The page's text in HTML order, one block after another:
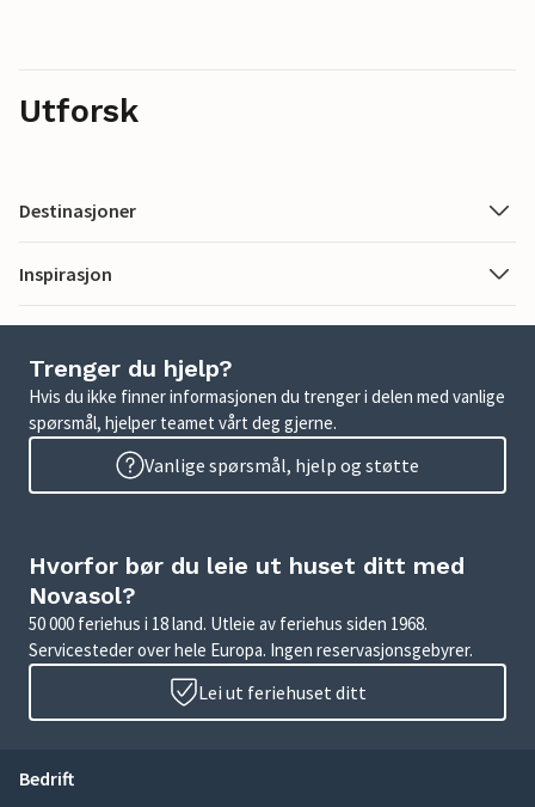
Utforsk
Destinasjoner
Inspirasjon
Trenger du hjelp?
Hvis du ikke finner informasjonen du trenger i delen med vanlige
spørsmål, hjelper teamet vårt deg gjerne.
Vanlige spørsmål, hjelp og støtte
Hvorfor bør du leie ut huset ditt med
Novasol?
50 000 feriehus i 18 land. Utleie av feriehus siden 1968.
Servicesteder over hele Europa. Ingen reservasjonsgebyrer.
Lei ut feriehuset ditt
Bedrift